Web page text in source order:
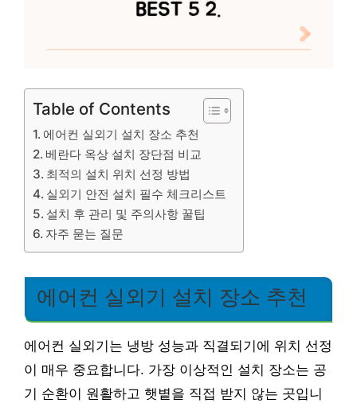
Table of Contents
에어컨 실외기 설치 장소 추천
베란다 옥상 설치 장단점 비교
최적의 설치 위치 선정 방법
실외기 안전 설치 필수 체크리스트
설치 후 관리 및 주의사항 꿀팁
자주 묻는 질문
에어컨 실외기 설치 장소 추천
에어컨 실외기는 냉방 성능과 직결되기에 위치 선정
이 매우 중요합니다. 가장 이상적인 설치 장소는 공
기 순환이 원활하고 햇볕을 직접 받지 않는 곳입니